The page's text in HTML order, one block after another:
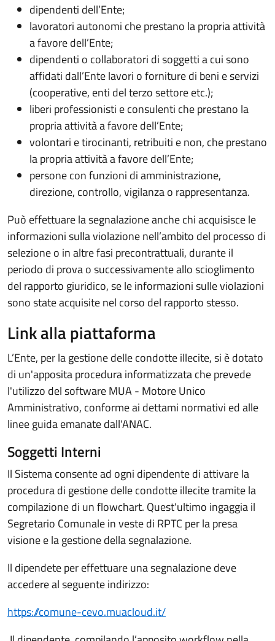
dipendenti dell’Ente;
lavoratori autonomi che prestano la propria attività
a favore dell’Ente;
dipendenti o collaboratori di soggetti a cui sono
affidati dall’Ente lavori o forniture di beni e servizi
(cooperative, enti del terzo settore etc.);
liberi professionisti e consulenti che prestano la
propria attività a favore dell’Ente;
volontari e tirocinanti, retribuiti e non, che prestano
la propria attività a favore dell’Ente;
persone con funzioni di amministrazione,
direzione, controllo, vigilanza o rappresentanza.
Può effettuare la segnalazione anche chi acquisisce le
informazioni sulla violazione nell’ambito del processo di
selezione o in altre fasi precontrattuali, durante il
periodo di prova o successivamente allo scioglimento
del rapporto giuridico, se le informazioni sulle violazioni
sono state acquisite nel corso del rapporto stesso.
Link alla piattaforma
L’Ente, per la gestione delle condotte illecite, si è dotato
di un'apposita procedura informatizzata che prevede
l'utilizzo del software MUA - Motore Unico
Amministrativo, conforme ai dettami normativi ed alle
linee guida emanate dall'ANAC.
Soggetti Interni
Il Sistema consente ad ogni dipendente di attivare la
procedura di gestione delle condotte illecite tramite la
compilazione di un flowchart. Quest'ultimo ingaggia il
Segretario Comunale in veste di RPTC per la presa
visione e la gestione della segnalazione.
Il dipendete per effettuare una segnalazione deve
accedere al seguente indirizzo:
https://comune-cevo.muacloud.it/